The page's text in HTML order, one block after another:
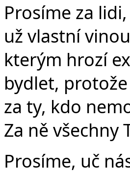
Prosíme za
už vlastní
kterým hrozí
bydlet,
za ty, kdo
Za ně všechny
Prosíme, uč